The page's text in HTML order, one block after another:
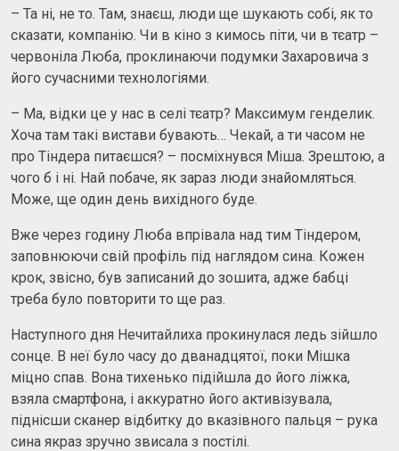
– Та ні, не то. Там, знаєш, люди ще шукають собі, як то
сказати, компанію. Чи в кіно з кимось піти, чи в тєатр –
червоніла Люба, проклинаючи подумки Захаровича з
його сучасними технологіями.
– Ма, відки це у нас в селі тєатр? Максимум генделик.
Хоча там такі вистави бувають… Чекай, а ти часом не
про Тіндера питаєшся? – посміхнувся Міша. Зрештою, а
чого б і ні. Най побаче, як зараз люди знайомляться.
Може, ще один день вихідного буде.
Вже через годину Люба впрівала над тим Тіндером,
заповнюючи свій профіль під наглядом сина. Кожен
крок, звісно, був записаний до зошита, адже бабці
треба було повторити то ще раз.
Наступного дня Нечитайлиха прокинулася ледь зійшло
сонце. В неї було часу до дванадцятої, поки Мішка
міцно спав. Вона тихенько підійшла до його ліжка,
взяла смартфона, і аккуратно його активізувала,
піднісши сканер відбитку до вказівного пальця – рука
сина якраз зручно звисала з постілі.